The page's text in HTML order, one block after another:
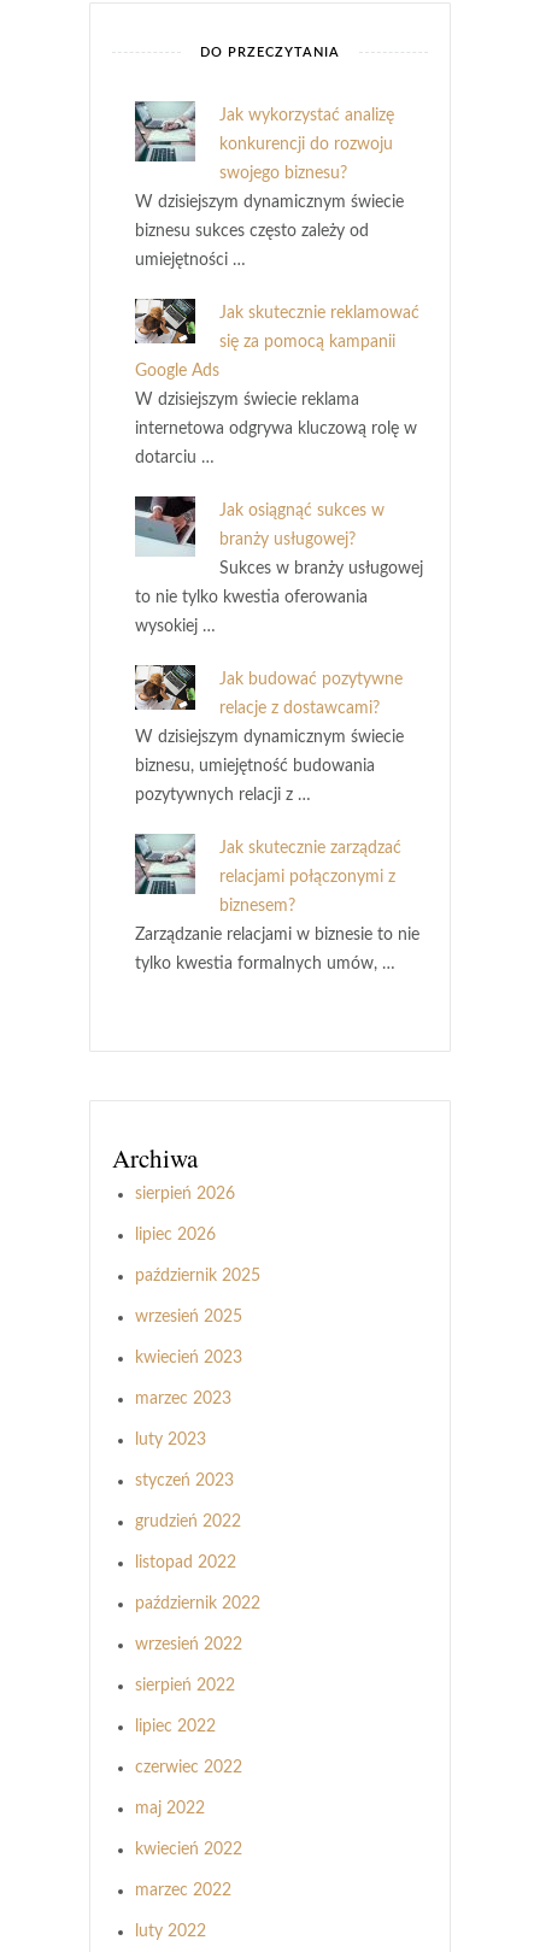
DO PRZECZYTANIA
Jak wykorzystać analizę
konkurencji do rozwoju
swojego biznesu?
W dzisiejszym dynamicznym świecie
biznesu sukces często zależy od
umiejętności …
Jak skutecznie reklamować
się za pomocą kampanii
Google Ads
W dzisiejszym świecie reklama
internetowa odgrywa kluczową rolę w
dotarciu …
Jak osiągnąć sukces w
branży usługowej?
Sukces w branży usługowej
to nie tylko kwestia oferowania
wysokiej …
Jak budować pozytywne
relacje z dostawcami?
W dzisiejszym dynamicznym świecie
biznesu, umiejętność budowania
pozytywnych relacji z …
Jak skutecznie zarządzać
relacjami połączonymi z
biznesem?
Zarządzanie relacjami w biznesie to nie
tylko kwestia formalnych umów, …
Archiwa
sierpień 2026
lipiec 2026
październik 2025
wrzesień 2025
kwiecień 2023
marzec 2023
luty 2023
styczeń 2023
grudzień 2022
listopad 2022
październik 2022
wrzesień 2022
sierpień 2022
lipiec 2022
czerwiec 2022
maj 2022
kwiecień 2022
marzec 2022
luty 2022